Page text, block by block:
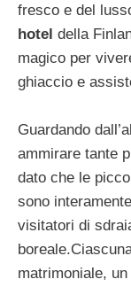
fresco e del
hotel della
magico per
ghiaccio e
Guardando
ammirare tante
dato che le
sono
visitatori di
matrimoniale,